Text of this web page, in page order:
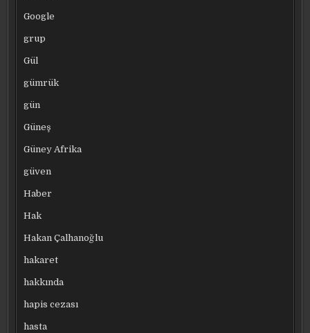
Google
grup
Gül
gümrük
gün
Güneş
Güney Afrika
güven
Haber
Hak
Hakan Çalhanoğlu
hakaret
hakkında
hapis cezası
hasta